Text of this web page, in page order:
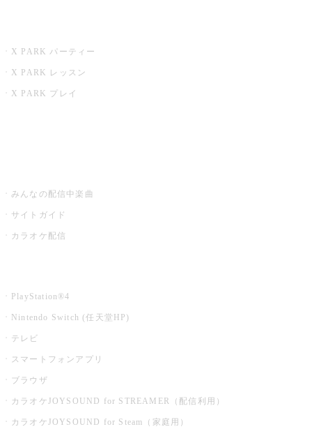
X PARK パーティー
X PARK レッスン
X PARK プレイ
みんなの配信中楽曲
サイトガイド
カラオケ配信
PlayStation®4
Nintendo Switch (任天堂HP)
テレビ
スマートフォンアプリ
ブラウザ
カラオケJOYSOUND for STREAMER（配信利用）
カラオケJOYSOUND for Steam（家庭用）